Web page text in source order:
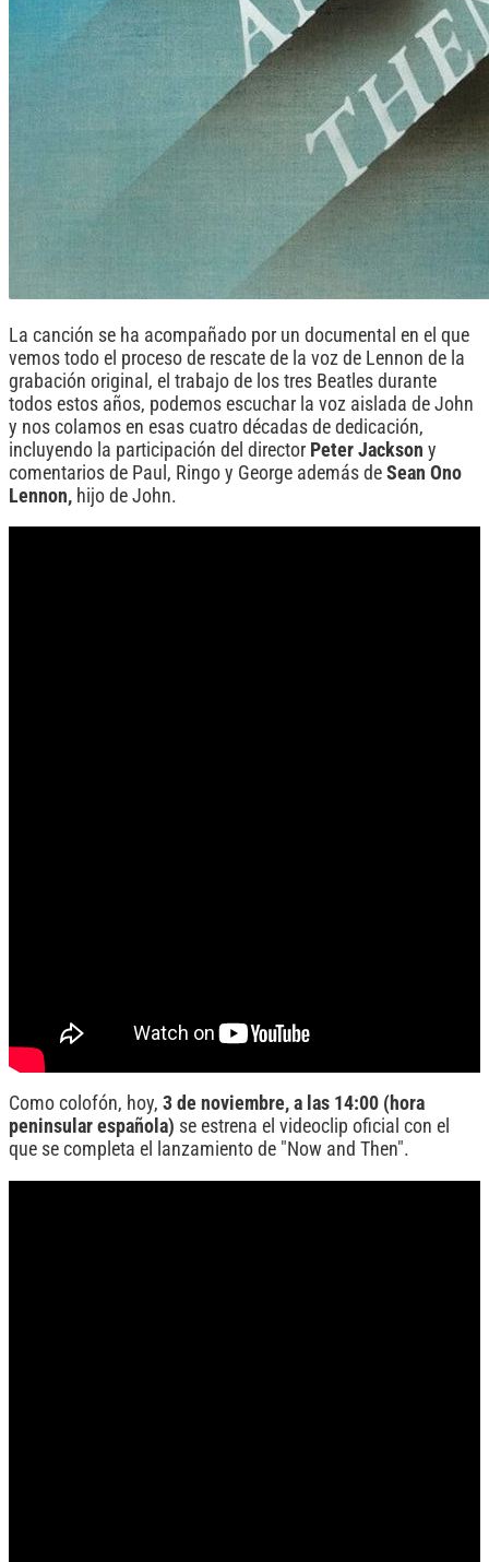
La canción se ha acompañado por un documental en el que
vemos todo el proceso de rescate de la voz de Lennon de la
grabación original, el trabajo de los tres Beatles durante
todos estos años, podemos escuchar la voz aislada de John
y nos colamos en esas cuatro décadas de dedicación,
incluyendo la participación del director Peter Jackson y
comentarios de Paul, Ringo y George además de Sean Ono
Lennon, hijo de John.
Como colofón, hoy, 3 de noviembre, a las 14:00 (hora
peninsular española) se estrena el videoclip oficial con el
que se completa el lanzamiento de "Now and Then".